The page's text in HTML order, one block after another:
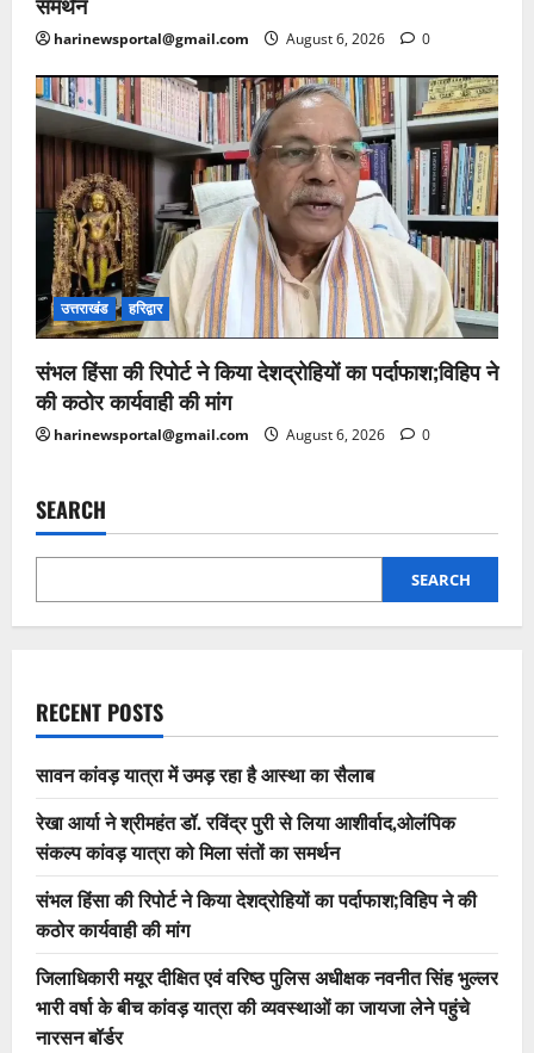
harinewsportal@gmail.com August 6, 2026 0
उत्तराखंड हरिद्वार
संभल हिंसा की रिपोर्ट ने किया देशद्रोहियों का पर्दाफाश;विहिप ने
की कठोर कार्यवाही की मांग
harinewsportal@gmail.com August 6, 2026 0
SEARCH
SEARCH
RECENT POSTS
सावन कांवड़ यात्रा में उमड़ रहा है आस्था का सैलाब
रेखा आर्या ने श्रीमहंत डॉ. रविंद्र पुरी से लिया आशीर्वाद,ओलंपिक
संकल्प कांवड़ यात्रा को मिला संतों का समर्थन
संभल हिंसा की रिपोर्ट ने किया देशद्रोहियों का पर्दाफाश;विहिप ने की
कठोर कार्यवाही की मांग
जिलाधिकारी मयूर दीक्षित एवं वरिष्ठ पुलिस अधीक्षक नवनीत सिंह भुल्लर
भारी वर्षा के बीच कांवड़ यात्रा की व्यवस्थाओं का जायजा लेने पहुंचे
नारसन बॉर्डर